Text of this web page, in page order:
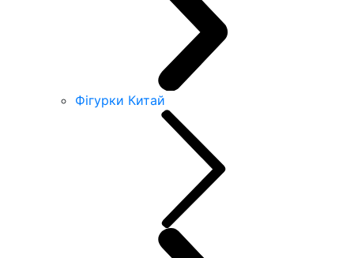
Фігурки Китай